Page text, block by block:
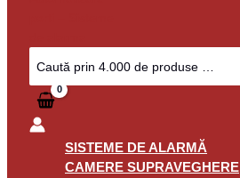
Search
for:
SISTEME DE ALARMĂ
CAMERE SUPRAVEGHERE